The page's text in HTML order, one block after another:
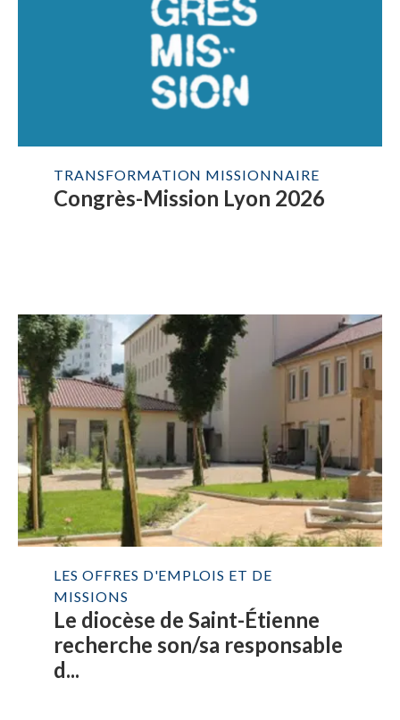
TRANSFORMATION MISSIONNAIRE
Congrès-Mission Lyon 2026
LES OFFRES D'EMPLOIS ET DE
MISSIONS
Le diocèse de Saint-Étienne
recherche son/sa responsable
d...